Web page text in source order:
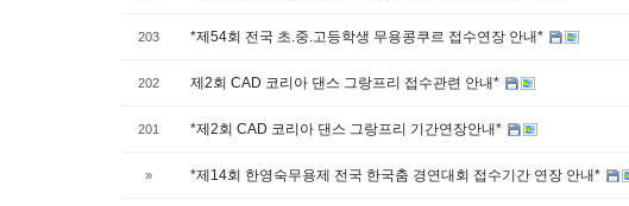
203 *제54회 전국 초.중.고등학생 무용콩쿠르 접수연장 안내*
202 제2회 CAD 코리아 댄스 그랑프리 접수관련 안내*
201 *제2회 CAD 코리아 댄스 그랑프리 기간연장안내*
» *제14회 한영숙무용제 전국 한국춤 경연대회 접수기간 연장 안내*